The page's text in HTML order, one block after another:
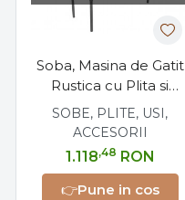
Soba, Masina de Gatit
Rustica cu Plita si
Cuptor
SOBE, PLITE, USI,
ACCESORII
1.118,48 RON
👉Pune in cos